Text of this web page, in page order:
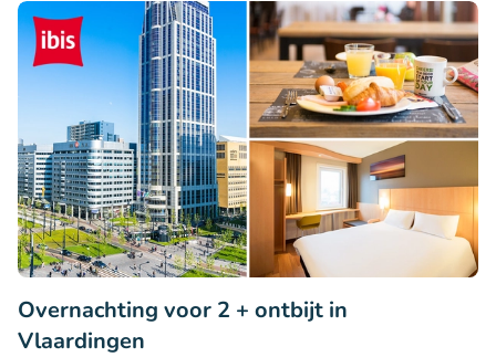
Overnachting voor 2 + ontbijt in
Vlaardingen